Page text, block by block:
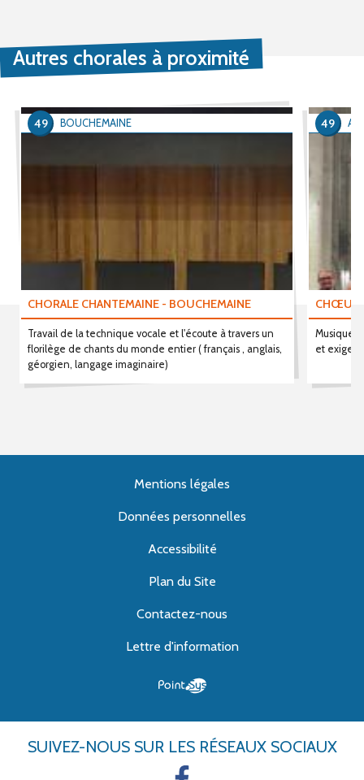
Autres chorales à proximité
CHORALE CHANTEMAINE - BOUCHEMAINE
Travail de la technique vocale et l'écoute à travers un
florilège de chants du monde entier ( français , anglais,
géorgien, langage imaginaire)
BOUCHEMAINE
49
CHŒUR
Musique
et
49
Mentions légales
Données personnelles
Accessibilité
Plan du Site
Contactez-nous
Lettre d'information
SUIVEZ-NOUS SUR LES RÉSEAUX SOCIAUX